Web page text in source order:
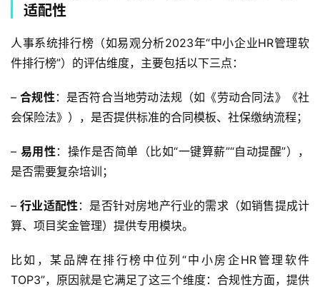
适配性
人事系统排行榜（如易观分析2023年“中小企业HR管理软
件排行榜”）的评估维度，主要包括以下三点：
– 合规性：是否符合当地劳动法规（如《劳动合同法》《社
会保险法》），是否提供标准的合同模板、社保缴纳流程；
– 易用性：操作是否简单（比如“一键算薪”“自动提醒”），
是否需要复杂培训；
– 行业适配性：是否针对房地产行业的需求（如销售提成计
算、项目奖金管理）提供专用模块。
比如，某品牌在排行榜中位列“中小房企HR管理软件
TOP3”，原因就是它满足了这三个维度：合规性方面，提供